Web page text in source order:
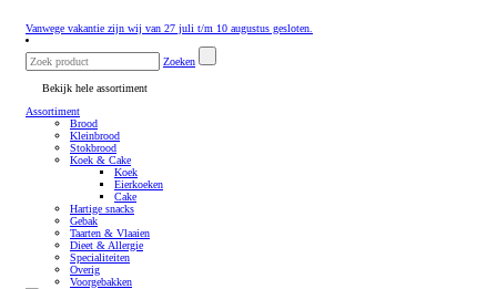
Vanwege vakantie zijn wij van 27 juli t/m 10 augustus gesloten.
Zoeken
Bekijk hele assortiment
Assortiment
Brood
Kleinbrood
Stokbrood
Koek & Cake
Koek
Eierkoeken
Cake
Hartige snacks
Gebak
Taarten & Vlaaien
Dieet & Allergie
Specialiteiten
Overig
Voorgebakken